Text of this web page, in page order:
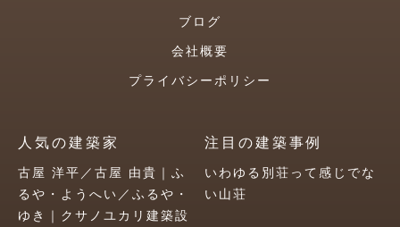
ブログ
会社概要
プライバシーポリシー
人気の建築家
古屋 洋平／古屋 由貴｜ふ
るや・ようへい／ふるや・
ゆき｜クサノユカリ建築設
注目の建築事例
いわゆる別荘って感じでな
い山荘